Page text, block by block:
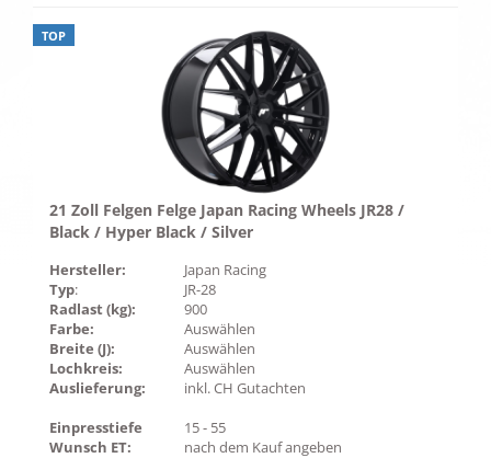
TOP
21 Zoll Felgen Felge Japan Racing Wheels JR28 /
Black / Hyper Black / Silver
Hersteller:
Japan Racing
Typ:
JR-28
Radlast (kg):
900
Farbe:
Auswählen
Breite (J):
Auswählen
Lochkreis:
Auswählen
Auslieferung:
inkl. CH Gutachten
Einpresstiefe
Wunsch ET:
15 - 55
nach dem Kauf angeben